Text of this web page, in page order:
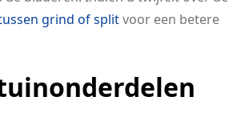
grind of splitvoor een betere